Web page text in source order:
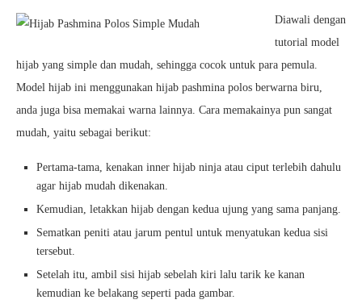
Diawali dengan
tutorial model
hijab yang simple dan mudah, sehingga cocok untuk para pemula.
Model hijab ini menggunakan hijab pashmina polos berwarna biru,
anda juga bisa memakai warna lainnya. Cara memakainya pun sangat
mudah, yaitu sebagai berikut:
Pertama-tama, kenakan inner hijab ninja atau ciput terlebih dahulu
agar hijab mudah dikenakan.
Kemudian, letakkan hijab dengan kedua ujung yang sama panjang.
Sematkan peniti atau jarum pentul untuk menyatukan kedua sisi
tersebut.
Setelah itu, ambil sisi hijab sebelah kiri lalu tarik ke kanan
kemudian ke belakang seperti pada gambar.